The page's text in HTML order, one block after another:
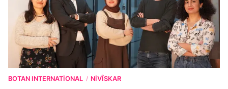
BOTAN INTERNATIONAL / NIVÎSKAR